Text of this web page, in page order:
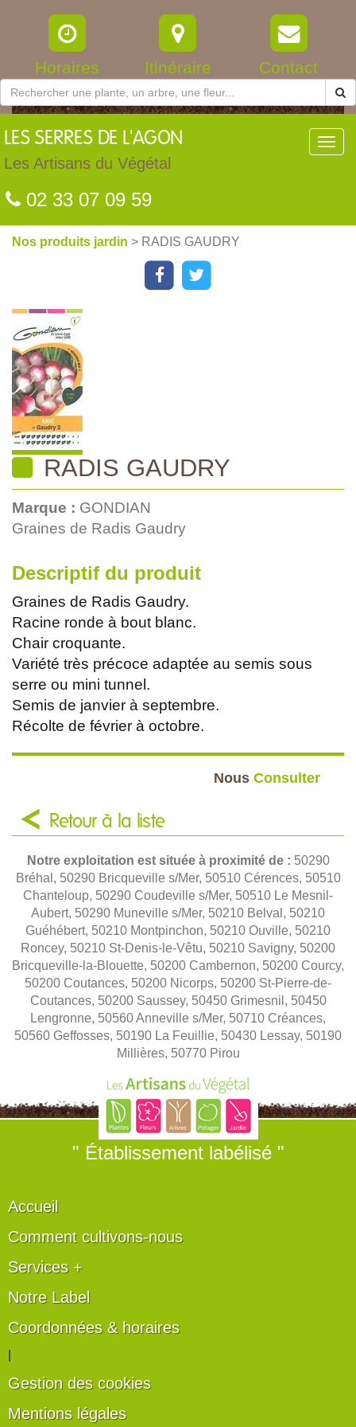
Horaires Itinéraire Contact
LES SERRES DE L'AGON
Les Artisans du Végétal
02 33 07 09 59
Nos produits jardin > RADIS GAUDRY
RADIS GAUDRY
Marque : GONDIAN
Graines de Radis Gaudry
Descriptif du produit
Graines de Radis Gaudry.
Racine ronde à bout blanc.
Chair croquante.
Variété très précoce adaptée au semis sous
serre ou mini tunnel.
Semis de janvier à septembre.
Récolte de février à octobre.
Nous Consulter
Retour à la liste
Notre exploitation est située à proximité de : 50290
Bréhal, 50290 Bricqueville s/Mer, 50510 Cérences, 50510
Chanteloup, 50290 Coudeville s/Mer, 50510 Le Mesnil-
Aubert, 50290 Muneville s/Mer, 50210 Belval, 50210
Guéhébert, 50210 Montpinchon, 50210 Ouville, 50210
Roncey, 50210 St-Denis-le-Vêtu, 50210 Savigny, 50200
Bricqueville-la-Blouette, 50200 Cambernon, 50200 Courcy,
50200 Coutances, 50200 Nicorps, 50200 St-Pierre-de-
Coutances, 50200 Saussey, 50450 Grimesnil, 50450
Lengronne, 50560 Anneville s/Mer, 50710 Créances,
50560 Geffosses, 50190 La Feuillie, 50430 Lessay, 50190
Millières, 50770 Pirou
" Établissement labélisé "
Accueil
Comment cultivons-nous
Services +
Notre Label
Coordonnées & horaires
Gestion des cookies
Mentions légales